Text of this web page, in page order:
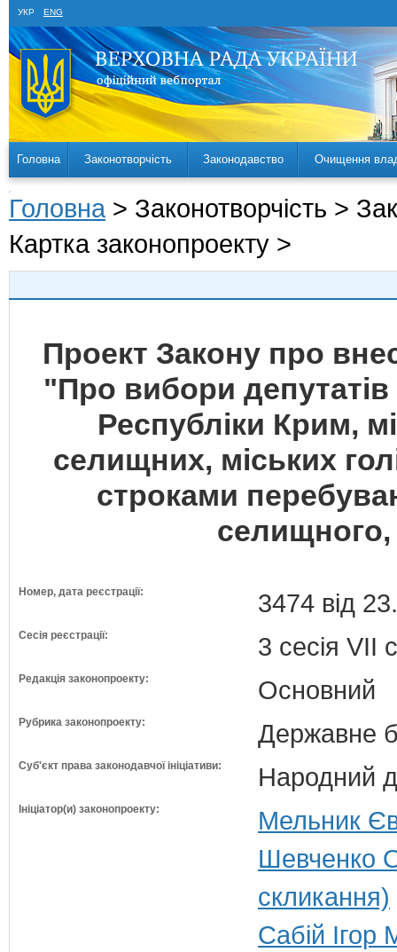
УКР ENG
Головна Законотворчість Законодавство Очищення
Головна > Законотворчість >
Картка законопроекту >
Проект Закону про
"Про вибори
Республіки Крим,
селищних, міських
строками
селищного,
Номер, дата реєстрації: 3474 від
Сесія реєстрації: 3 сесія VII
Редакція законопроекту: Основний
Рубрика законопроекту: Державне
Суб'єкт права законодавчої ініціативи: Народний
Ініціатор(и) законопроекту:
Мельник
Шевченко
скликання)
Сабій